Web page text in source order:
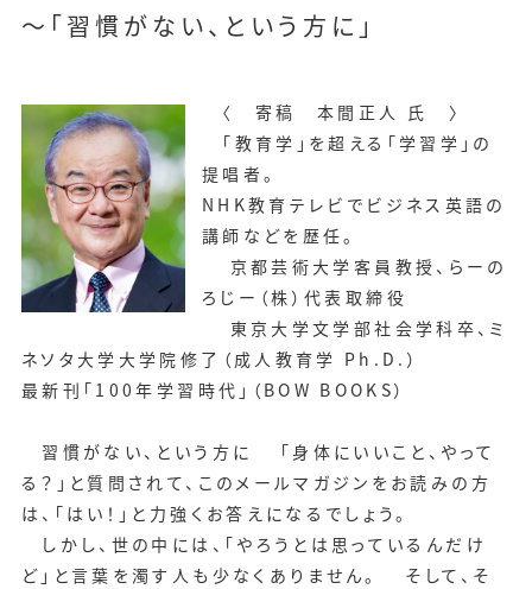
～「習慣がない、という方に」
〈 寄稿 本間正人 氏 〉
「教育学」を超える「学習学」の
提唱者。
NHK教育テレビでビジネス英語の
講師などを歴任。
京都芸術大学客員教授、らーの
ろじー（株）代表取締役
東京大学文学部社会学科卒、ミ
ネソタ大学大学院修了（成人教育学 Ph.D.）
最新刊「100年学習時代」（BOW BOOKS）
習慣がない、という方に 「身体にいいこと、やって
る？」と質問されて、このメールマガジンをお読みの方
は、「はい！」と力強くお答えになるでしょう。
しかし、世の中には、「やろうとは思っているんだけ
ど」と言葉を濁す人も少なくありません。 そして、そ